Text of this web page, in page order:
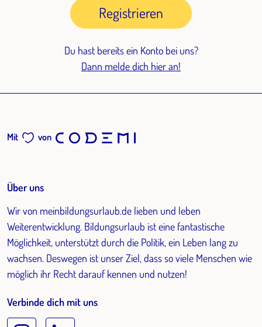
Registrieren
Du hast bereits ein Konto bei uns?
Dann melde dich hier an!
Mit von
Über uns
Wir von meinbildungsurlaub.de lieben und leben
Weiterentwicklung. Bildungsurlaub ist eine fantastische
Möglichkeit, unterstützt durch die Politik, ein Leben lang zu
wachsen. Deswegen ist unser Ziel, dass so viele Menschen wie
möglich ihr Recht darauf kennen und nutzen!
Verbinde dich mit uns